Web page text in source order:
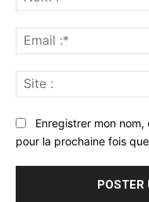
Enregistrer mon
pour la prochaine fois